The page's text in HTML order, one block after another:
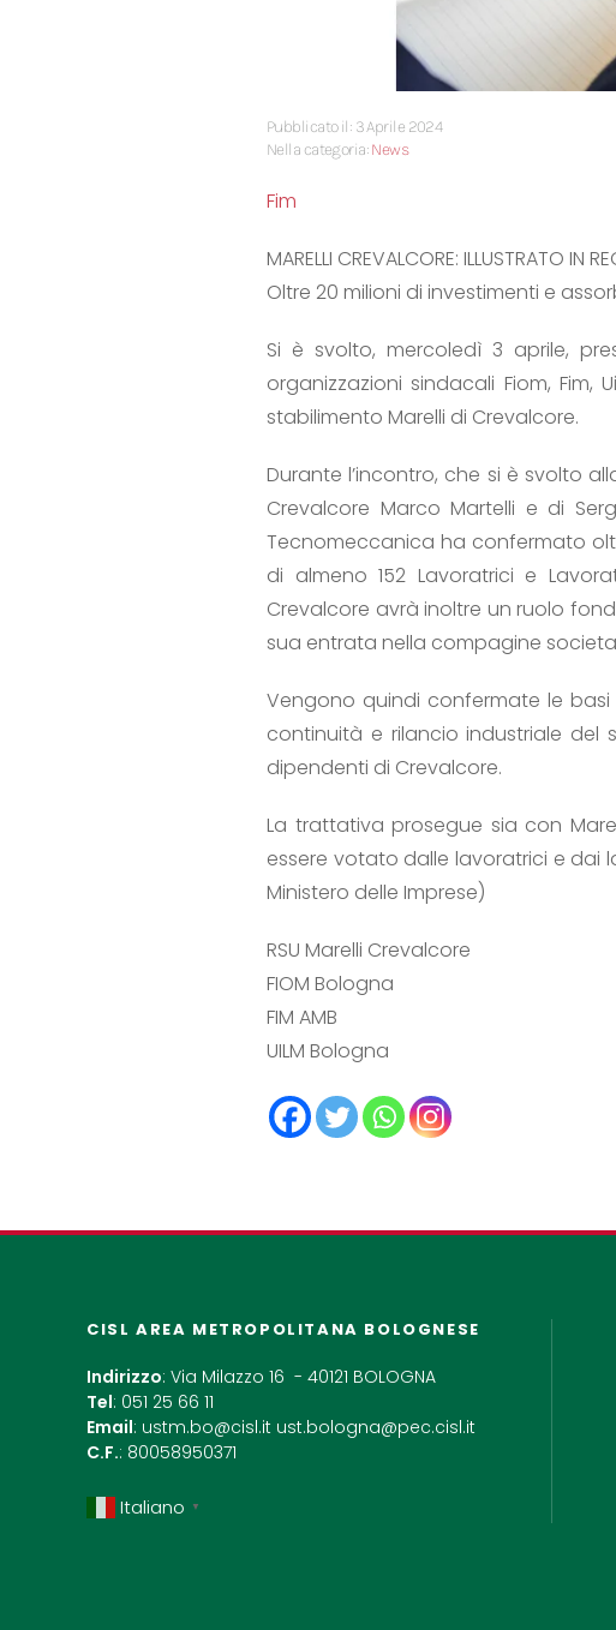
Pubblicato il: 3 Aprile 2024
Nella categoria:News
Fim
MARELLI CREVALCORE: ILLUSTRATO IN
Oltre 20 milioni di investimenti e
Si è svolto, mercoledì 3 aprile,
organizzazioni sindacali Fiom,
stabilimento Marelli di Crevalcore.
Durante l’incontro, che si è svolto
Crevalcore Marco Martelli e di
Tecnomeccanica ha confermato
di almeno 152 Lavoratrici e
Crevalcore avrà inoltre un ruolo
sua entrata nella compagine
Vengono quindi confermate le basi
continuità e rilancio industriale
dipendenti di Crevalcore.
La trattativa prosegue sia con
essere votato dalle lavoratrici e dai
Ministero delle Imprese)
RSU Marelli Crevalcore
FIOM Bologna
FIM AMB
UILM Bologna
CISL AREA METROPOLITANA BOLOGNESE
Indirizzo: Via Milazzo 16 - 40121 BOLOGNA
Tel: 051 25 66 11
Email: ustm.bo@cisl.it ust.bologna@pec.cisl.it
C.F.: 80058950371
Italiano ▼